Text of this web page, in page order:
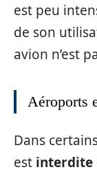
est peu
de son
avion n’est
Aéroports
Dans
est interdite